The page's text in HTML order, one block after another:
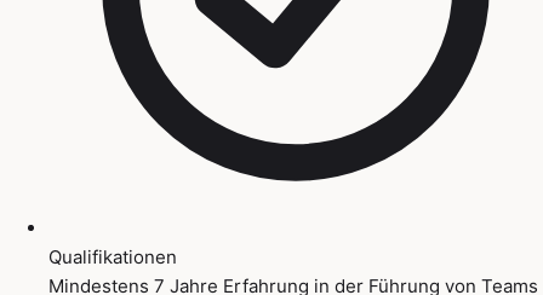
Qualifikationen
Mindestens 7 Jahre Erfahrung in der Führung von Teams